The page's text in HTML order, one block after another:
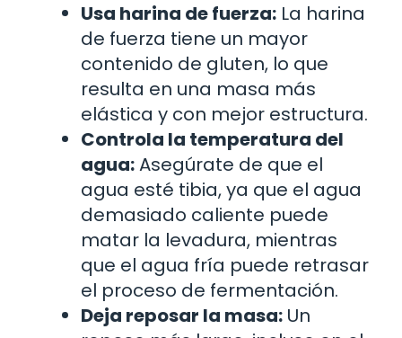
Usa harina de fuerza: La harina
de fuerza tiene un mayor
contenido de gluten, lo que
resulta en una masa más
elástica y con mejor estructura.
Controla la temperatura del
agua:Asegúrate de que el
agua esté tibia, ya que el agua
demasiado caliente puede
matar la levadura, mientras
que el agua fría puede retrasar
el proceso de fermentación.
Deja reposar la masa: Un